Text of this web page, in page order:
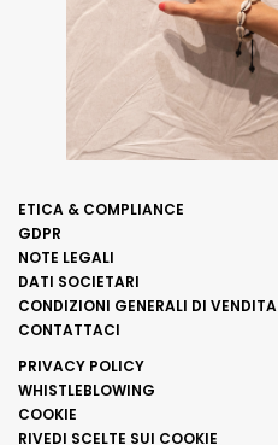
ETICA & COMPLIANCE
GDPR
NOTE LEGALI
DATI SOCIETARI
CONDIZIONI GENERALI DI VENDITA
CONTATTACI
PRIVACY POLICY
WHISTLEBLOWING
COOKIE
RIVEDI SCELTE SUI COOKIE